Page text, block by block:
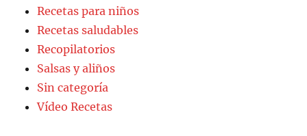
Recetas para niños
Recetas saludables
Recopilatorios
Salsas y aliños
Sin categoría
Vídeo Recetas